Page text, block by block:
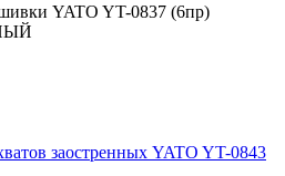
YATO YT-0837 (6пр)